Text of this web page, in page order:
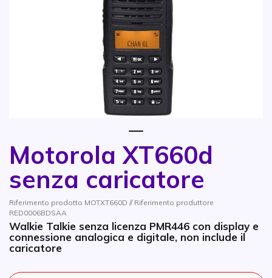
Motorola XT660d
senza caricatore
Riferimento prodotto MOTXT660D // Riferimento produttore
RED0006BDSAA
Walkie Talkie senza licenza PMR446 con display e
connessione analogica e digitale, non include il
caricatore
Vai all'inizio della galleria di immagini